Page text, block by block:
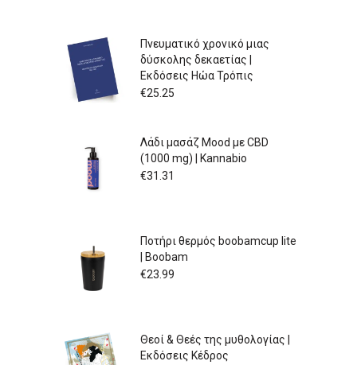
Πνευματικό χρονικό μιας
δύσκολης δεκαετίας |
Εκδόσεις Ηώα Τρόπις
€25.25
Λάδι μασάζ Mood με CBD
(1000 mg) | Kannabio
€31.31
Ποτήρι θερμός boobamcup lite
| Boobam
€23.99
Θεοί & Θεές της μυθολογίας |
Εκδόσεις Κέδρος